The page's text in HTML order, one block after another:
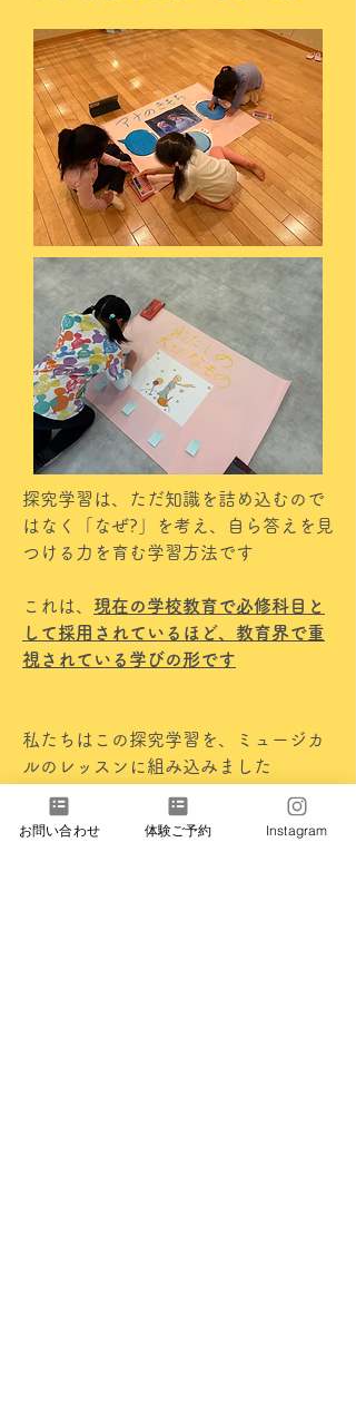
探究学習は、ただ知識を詰め込むので
はなく「なぜ?」を考え、自ら答えを見
つける力を育む学習方法です
これは、 現在の学校教育で必修科目と
して採用されているほど、教育界で重
視されている学びの形です
私たちはこの探究学習を、ミュージカ
ルのレッスンに組み込みました
お子さまが「歌・ダンス・演技」を通
お問い合わせ 体験ご予約 Instagram